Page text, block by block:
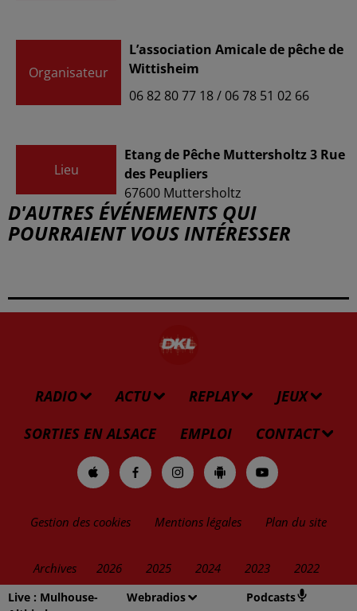
Live : Mulhouse-
Webradios Podcasts
Organisateur
L’association Amicale de pêche de
Wittisheim
06 82 80 77 18 / 06 78 51 02 66
Lieu
Etang de Pêche Muttersholtz 3 Rue
des Peupliers
67600 Muttersholtz
D'AUTRES ÉVÉNEMENTS QUI
POURRAIENT VOUS INTÉRESSER
RADIO ACTU REPLAY
JEUX
SORTIES EN ALSACE
EMPLOI CONTACT
Gestion des cookies Mentions légales Plan du site
Archives 2026 2025 2024 2023 2022